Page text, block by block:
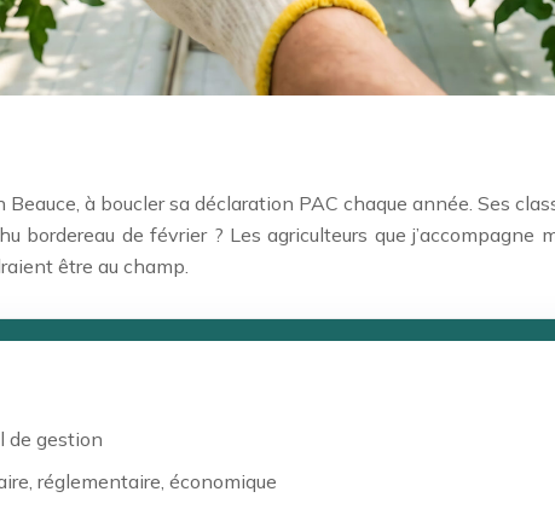
Beauce, à boucler sa déclaration PAC chaque année. Ses
bordereau de février ? Les agriculteurs que
être au champ.
de gestion
réglementaire, économique